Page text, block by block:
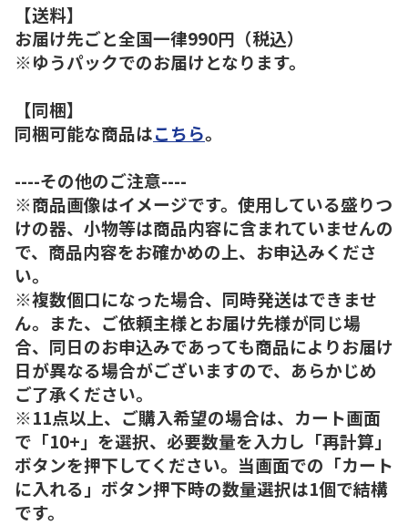
【送料】
お届け先ごと全国一律990円（税込）
※ゆうパックでのお届けとなります。
【同梱】
同梱可能な商品はこちら。
----その他のご注意----
※商品画像はイメージです。使用している盛りつ
けの器、小物等は商品内容に含まれていませんの
で、商品内容をお確かめの上、お申込みくださ
い。
※複数個口になった場合、同時発送はできませ
ん。また、ご依頼主様とお届け先様が同じ場
合、同日のお申込みであっても商品によりお届け
日が異なる場合がございますので、あらかじめ
ご了承ください。
※11点以上、ご購入希望の場合は、カート画面
で「10+」を選択、必要数量を入力し「再計算」
ボタンを押下してください。当画面での「カート
に入れる」ボタン押下時の数量選択は1個で結構
です。